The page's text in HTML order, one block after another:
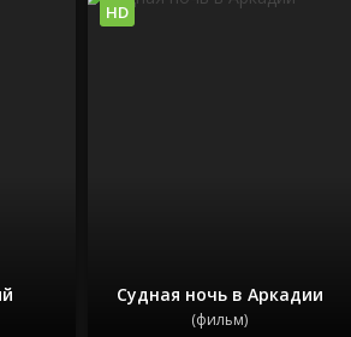
Судная ночь в Аркадии
(фильм)
HD